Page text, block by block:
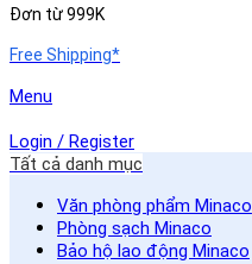
Đơn từ 999K
Free Shipping*
Menu
Login / Register
Tất cả danh mục
Văn phòng phẩm Minaco
Phòng sạch Minaco
Bảo hộ lao động Minaco